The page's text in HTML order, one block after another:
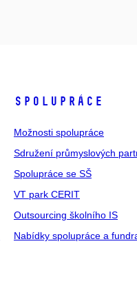
SPOLUPRÁCE
Možnosti spolupráce
Sdružení průmyslových
Spolupráce se SŠ
VT park CERIT
Outsourcing školního IS
Nabídky spolupráce a